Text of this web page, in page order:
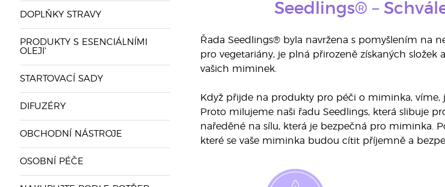
DOPLŇKY STRAVY
PRODUKTY S ESENCIÁLNÍMI
OLEJI'
STARTOVACÍ SADY
DIFUZÉRY
OBCHODNÍ NÁSTROJE
OSOBNÍ PÉČE
Seedlings® –
Řada Seedlings® byla navržena s pomyšlením na
pro vegetariány, je plná přirozeně získaných
vašich miminek.
Když přijde na produkty pro péči o miminka,
Proto milujeme naši řadu Seedlings, která slibuje
naředěné na sílu, která je bezpečná pro miminka.
které se vaše miminka budou cítit příjemně a